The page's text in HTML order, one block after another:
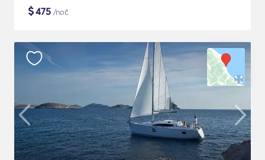
$475 /noč